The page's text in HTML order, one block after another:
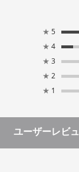
★ 5
★ 4
★ 3
★ 2
★ 1
ユーザーレビ